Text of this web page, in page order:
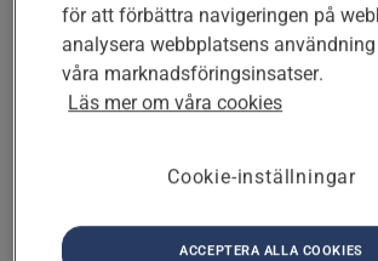
KONTAKTFÖRFRÅGAN FÖR ANDRA
Du har valt som din
för att förbättra navigeringen på
analysera webbplatsens
våra marknadsföringsinsatser.
Läs mer om våra cookies
Cookie-inställningar
ACCEPTERA ALLA COOKIES